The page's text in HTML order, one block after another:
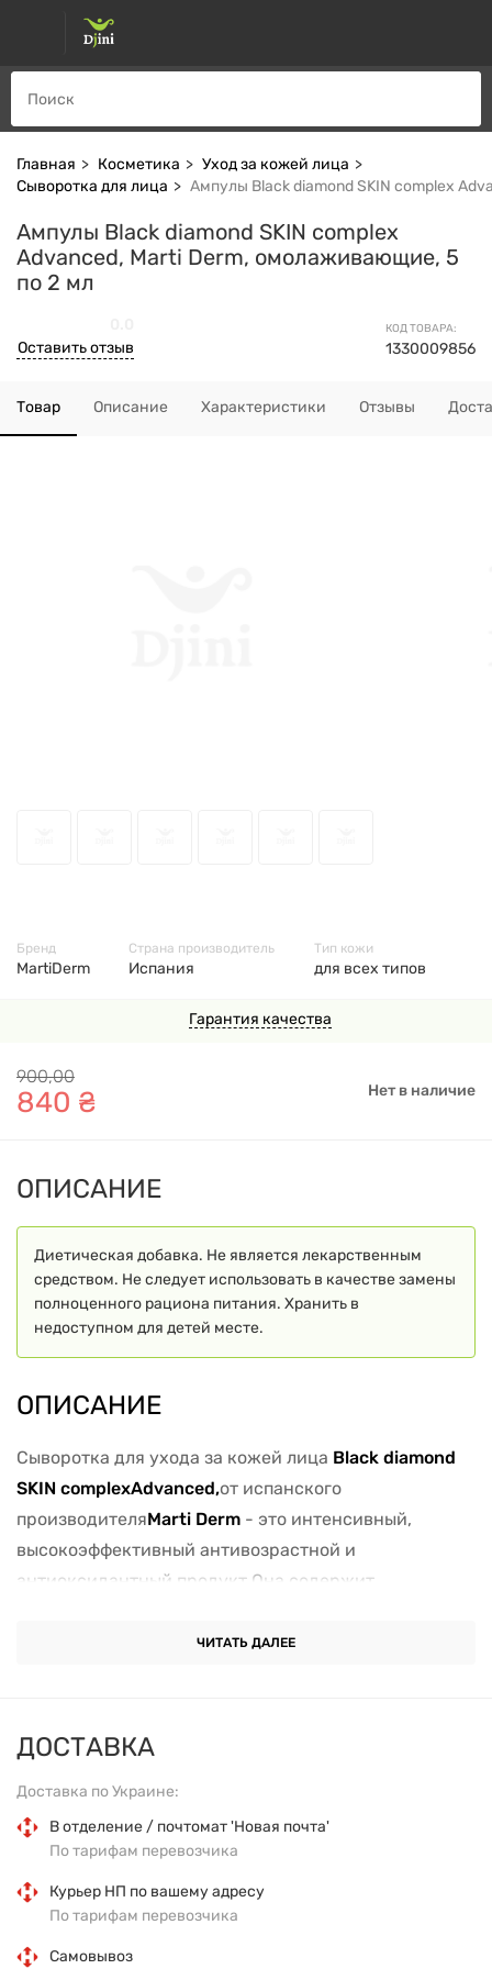
Главная Косметика
Уход за кожей лица
Сыворотка для лица
Ампулы Black diamond SKIN complex
Ампулы Black diamond SKIN complex
Advanced, Marti Derm, омолаживающие, 5
по 2 мл
КОД ТОВАРА:
1330009856
Оставить отзыв
Товар Описание Характеристики Отзывы
Гарантия качества
900,00
840 ₴ Нет в наличие
ДОСТАВКА
Доставка по Украине:
В отделение / почтомат 'Новая почта'
По тарифам перевозчика
Курьер НП по вашему адресу
По тарифам перевозчика
Самовывоз
Бренд
MartiDerm
Страна производитель
Испания
Тип кожи
для всех типов
ОПИСАНИЕ
Диетическая добавка. Не является лекарственным
средством. Не следует использовать в качестве замены
полноценного рациона питания. Хранить в
недоступном для детей месте.
ОПИСАНИЕ
Сыворотка для ухода за кожей лица Black diamond
SKIN complexAdvanced,от испанского
производителяMarti Derm - это интенсивный,
высокоэффективный антивозрастной и
антиоксидантный продукт.Она содержит
проникают вглубокие слои кожи, улучшая
89+,состоит из протеогликанынового поколения,
эксклюзивно разработанныхдля MartiDerm®, и
богатого витаминногокомплекса (витамины C, E, F, A
и B5).Эта комбинация в 2 разаповышаетпоглощение
витамина С, увеличивая его антиоксидантный
потенциал, мгновенно осветляя кожу и сохраняя ее
ЧИТАТЬ ДАЛЕЕ